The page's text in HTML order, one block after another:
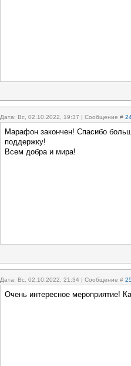
Дата: Вс, 02.10.2022, 19:37 | Сообщение #
Марафон закончен! Спасибо
поддержку!
Всем добра и мира!
Дата: Вс, 02.10.2022, 21:34 | Сообщение #
Очень интересное мероприятие!